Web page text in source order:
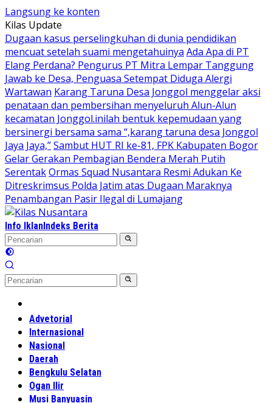
Langsung ke konten
Kilas Update
Dugaan kasus perselingkuhan di dunia pendidikan
mencuat setelah suami mengetahuinya Ada Apa di PT
Elang Perdana? Pengurus PT Mitra Lempar Tanggung
Jawab ke Desa, Penguasa Setempat Diduga Alergi
Wartawan Karang Taruna Desa Jonggol menggelar aksi
penataan dan pembersihan menyeluruh Alun-Alun
kecamatan Jonggol.inilah bentuk kepemudaan yang
bersinergi bersama sama “,karang taruna desa Jonggol
Jaya Jaya,”Sambut HUT RI ke-81, FPK Kabupaten Bogor
Gelar Gerakan Pembagian Bendera Merah Putih
SerentakOrmas Squad Nusantara Resmi Adukan Ke
Ditreskrimsus Polda Jatim atas Dugaan Maraknya
Penambangan Pasir Ilegal di Lumajang
Info IklanIndeks Berita
Advetorial
Internasional
Nasional
Daerah
Bengkulu Selatan
Ogan Ilir
Musi Banyuasin